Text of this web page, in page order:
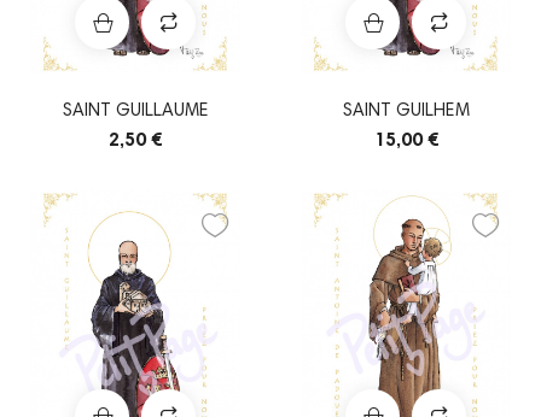
SAINT GUILLAUME
2,50 €
SAINT GUILHEM
15,00 €